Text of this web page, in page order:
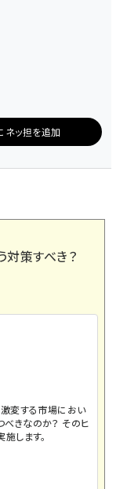
ネッ担を追加
策すべき？
激変する市場におい
べきなのか？ そのヒ
します。